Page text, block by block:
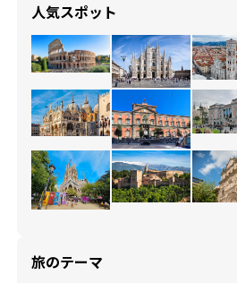
人気スポット
旅のテーマ